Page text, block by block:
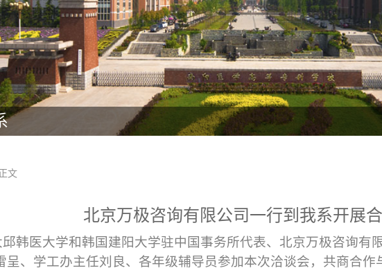
文
北京万极咨询有限公司一行到我系开展
韩医大学和韩国建阳大学驻中国事务所代表、北京万极咨询有
呈、学工办主任刘良、各年级辅导员参加本次洽谈会，共商合作